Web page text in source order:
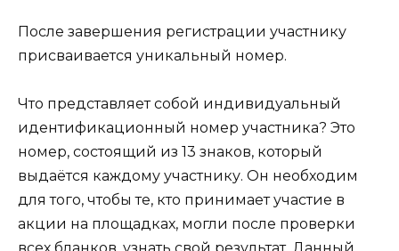
После завершения регистрации участнику
присваивается уникальный номер.
Что представляет собой индивидуальный
идентификационный номер участника? Это
номер, состоящий из 13 знаков, который
выдаётся каждому участнику. Он необходим
для того, чтобы те, кто принимает участие в
акции на площадках, могли после проверки